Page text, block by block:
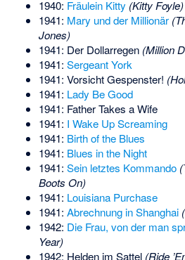
1940: Fräulein Kitty (Kitty Foyle)
1941: Mary und der Millionär
Jones)
1941: Der Dollarregen (Million
1941: Sergeant York
1941: Vorsicht Gespenster!
1941: Lady Be Good
1941: Father Takes a Wife
1941: I Wake Up Screaming
1941: Birth of the Blues
1941: Blues in the Night
1941: Sein letztes Kommando
Boots On)
1941: Louisiana Purchase
1941: Abrechnung in Shanghai
1942: Die Frau, von der man
Year)
1942: Helden im Sattel (Ride